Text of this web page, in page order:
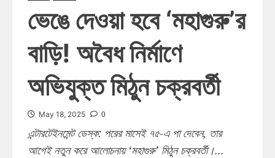
ভেঙে দেওয়া হবে ‘মহাগুরু’র
বাড়ি! অবৈধ নির্মাণে
অভিযুক্ত মিঠুন চক্রবর্তী
May 18, 2025 0
এন্টারটেইনমেন্ট ডেস্ক: পরের মাসেই ৭৫-এ পা দেবেন, তার
আগেই নতুন করে আলোচনায় ‘মহাগুরু’ মিঠুন চক্রবর্তী।...